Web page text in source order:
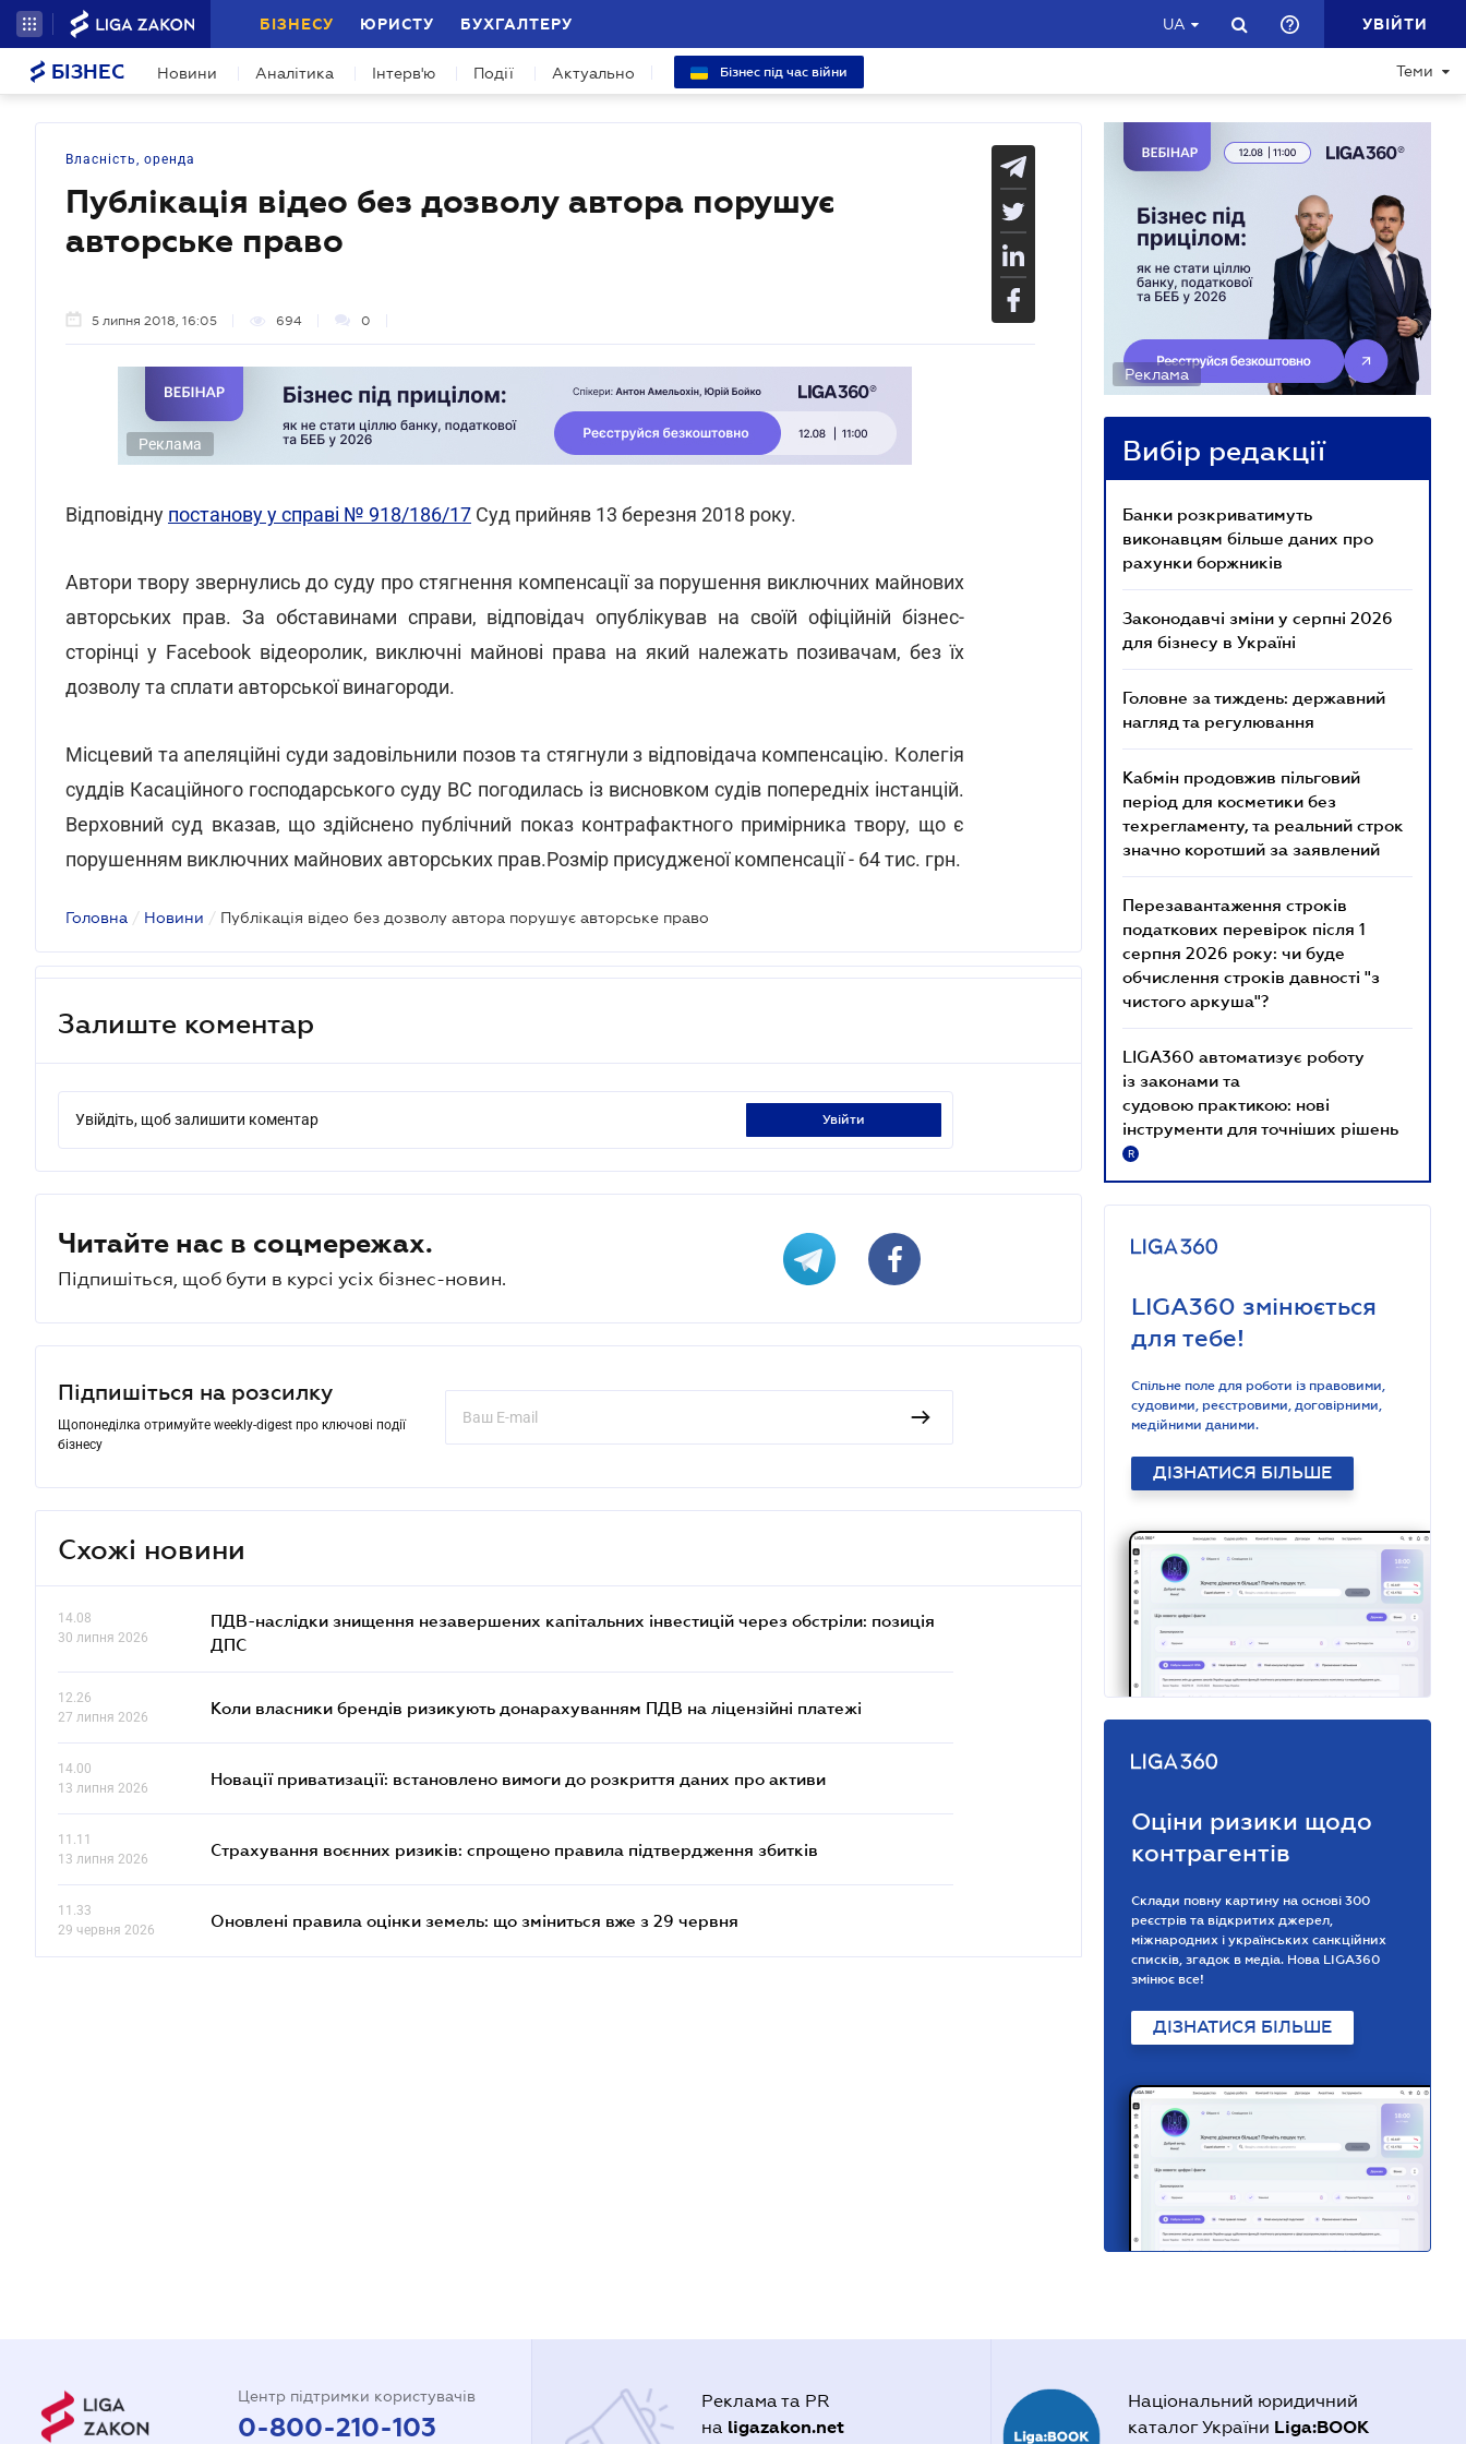
БІЗНЕСУ ЮРИСТУ БУХГАЛТЕРУ UA УВІЙТИ
БІЗНЕС Новини Аналітика Інтерв'ю Події Актуально Бізнес під час війни Теми
Власність, оренда
Публікація відео без дозволу автора порушує
авторське право
5 липня 2018, 16:05 694 0
Реклама
Відповідну постанову у справі № 918/186/17 Суд прийняв 13 березня 2018 року.
Автори твору звернулись до суду про стягнення компенсації за порушення виключних майнових
авторських прав. За обставинами справи, відповідач опублікував на своїй офіційній бізнес-
сторінці у Facebook відеоролик, виключні майнові права на який належать позивачам, без їх
дозволу та сплати авторської винагороди.
Місцевий та апеляційні суди задовільнили позов та стягнули з відповідача компенсацію. Колегія
суддів Касаційного господарського суду ВС погодилась із висновком судів попередніх інстанцій.
Верховний суд вказав, що здійснено публічний показ контрафактного примірника твору, що є
порушенням виключних майнових авторських прав.Розмір присудженої компенсації - 64 тис. грн.
Головна / Новини / Публікація відео без дозволу автора порушує авторське право
Залиште коментар
Увійдіть, щоб залишити коментар увійти
Читайте нас в соцмережах.
Підпишіться, щоб бути в курсі усіх бізнес-новин.
Підпишіться на розсилку
Щопонеділка отримуйте weekly-digest про ключові події
бізнесу
Схожі новини
14.08
30 липня 2026
ПДВ-наслідки знищення незавершених капітальних інвестицій через обстріли: позиція
ДПС
12.26
27 липня 2026
Коли власники брендів ризикують донарахуванням ПДВ на ліцензійні платежі
14.00
13 липня 2026
Новації приватизації: встановлено вимоги до розкриття даних про активи
11.11
13 липня 2026
Страхування воєнних ризиків: спрощено правила підтвердження збитків
11.33
29 червня 2026
Оновлені правила оцінки земель: що зміниться вже з 29 червня
Реклама
Вибір редакції
Банки розкриватимуть
виконавцям більше даних про
рахунки боржників
Законодавчі зміни у серпні 2026
для бізнесу в Україні
Головне за тиждень: державний
нагляд та регулювання
Кабмін продовжив пільговий
період для косметики без
техрегламенту, та реальний строк
значно коротший за заявлений
Перезавантаження строків
податкових перевірок після 1
серпня 2026 року: чи буде
обчислення строків давності "з
чистого аркуша"?
LIGA360 автоматизує роботу
із законами та
судовою практикою: нові
інструменти для точніших рішень
R
LIGA360 змінюється
для тебе!
Спільне поле для роботи із правовими,
судовими, реєстровими, договірними,
медійними даними.
ДІЗНАТИСЯ БІЛЬШЕ
Оціни ризики щодо
контрагентів
Склади повну картину на основі 300
реєстрів та відкритих джерел,
міжнародних і українських санкційних
списків, згадок в медіа. Нова LIGA360
змінює все!
ДІЗНАТИСЯ БІЛЬШЕ
Центр підтримки користувачів
0-800-210-103
Реклама та PR
на ligazakon.net
Національний юридичний
каталог України Liga:BOOK